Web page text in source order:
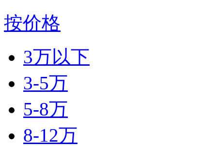
按价格
3万以下
3-5万
5-8万
8-12万